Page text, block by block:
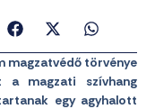
magzatvédő törvénye
a magzati szívhang
egy agyhalott